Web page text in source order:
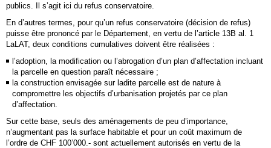
publics. Il s’agit ici du refus conservatoire.
En d’autres termes, pour qu’un refus conservatoire (décision de refus)
puisse être prononcé par le Département, en vertu de l’article 13B al. 1
LaLAT, deux conditions cumulatives doivent être réalisées :
l’adoption, la modification ou l’abrogation d’un plan d’affectation incluant
la parcelle en question paraît nécessaire ;
la construction envisagée sur ladite parcelle est de nature à
compromettre les objectifs d’urbanisation projetés par ce plan
d’affectation.
Sur cette base, seuls des aménagements de peu d’importance,
n’augmentant pas la surface habitable et pour un coût maximum de
l’ordre de CHF 100’000.- sont actuellement autorisés en vertu de la